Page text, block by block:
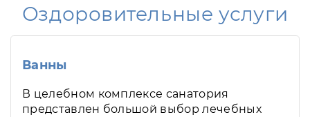
Оздоровительные услуги
Ванны
В целебном комплексе санатория
представлен большой выбор лечебных